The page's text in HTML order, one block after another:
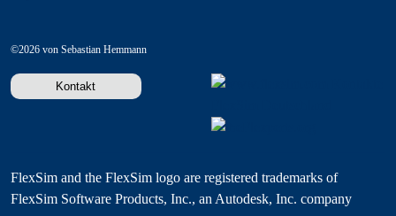
©2026 von Sebastian Hemmann
Kontakt
FlexSim and the FlexSim logo are registered trademarks of
FlexSim Software Products, Inc., an Autodesk, Inc. company